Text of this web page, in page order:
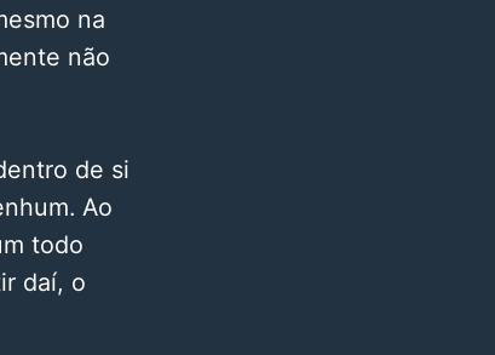
na
não
de si
Ao
todo
daí, o